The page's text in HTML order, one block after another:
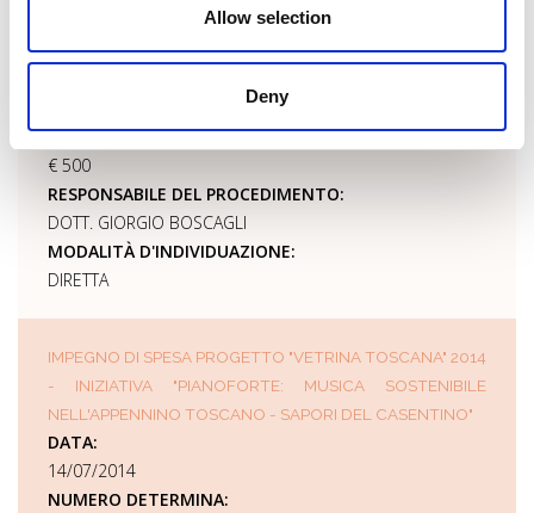
Allow selection
Deny
00137130514
IMPORTO LORDO:
€ 500
RESPONSABILE DEL PROCEDIMENTO:
DOTT. GIORGIO BOSCAGLI
MODALITÀ D'INDIVIDUAZIONE:
DIRETTA
IMPEGNO DI SPESA PROGETTO "VETRINA TOSCANA" 2014
- INIZIATIVA "PIANOFORTE: MUSICA SOSTENIBILE
NELL'APPENNINO TOSCANO - SAPORI DEL CASENTINO"
DATA:
14/07/2014
NUMERO DETERMINA: